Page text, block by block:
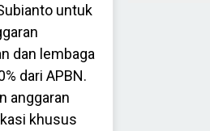
untuk
dan lembaga
dari APBN.
anggaran
khusus